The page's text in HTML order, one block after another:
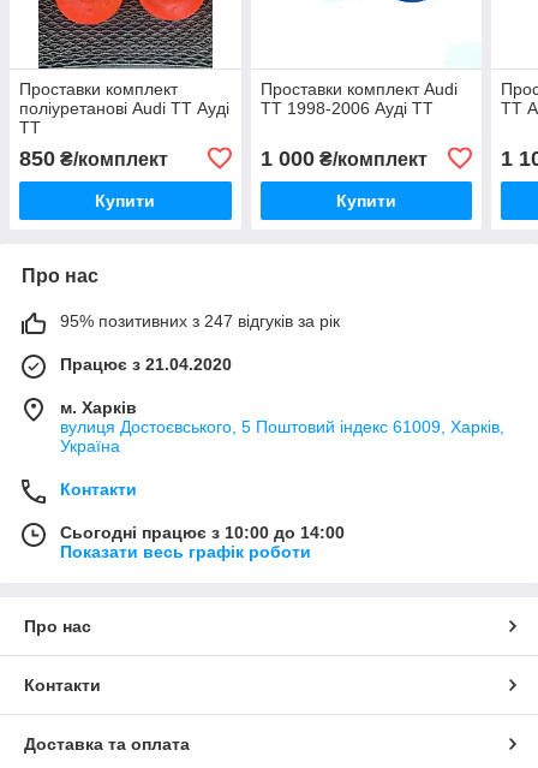
Проставки комплект
поліуретанові Audi TT Ауді
ТТ
850 ₴/комплект
Купити
Проставки комплект Audi
TT 1998-2006 Ауді ТТ
1 000₴/комплект
Купити
TT
1
Про нас
95% позитивних з 247 відгуків за рік
Працює з 21.04.2020
м. Харків
вулиця Достоєвського, 5 Поштовий індекс 61009, Харків,
Україна
Контакти
Сьогодні працює з 10:00 до 14:00
Показати весь графік роботи
Про нас
Контакти
Доставка та оплата